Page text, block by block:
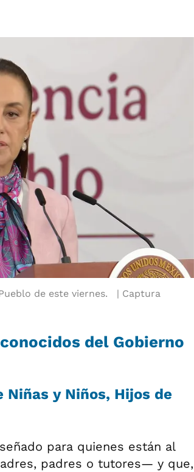
de este viernes.
Captura
del Gobierno
Niñas y Niños, Hijos de
para quienes están al
padres o tutores— y que,